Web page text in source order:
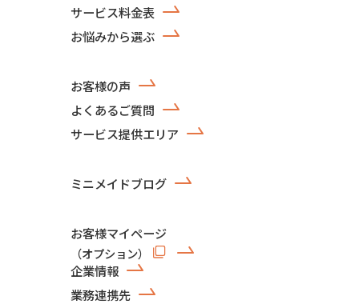
サービス料金表
お悩みから選ぶ
お客様の声
よくあるご質問
サービス提供エリア
ミニメイドブログ
お客様マイページ
（オプション）
企業情報
業務連携先